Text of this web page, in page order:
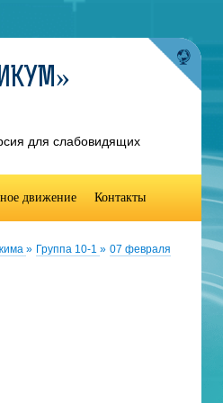
» Группа 10-1 » 07 февраля
для слабовидящих
движение Контакты